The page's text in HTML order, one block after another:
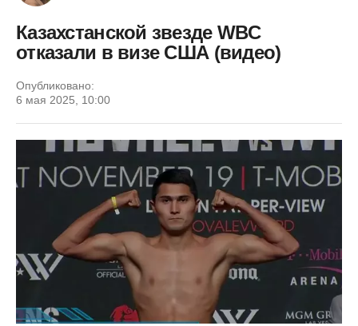
Казахстанской звезде WBC
отказали в визе США (видео)
Опубликовано:
6 мая 2025, 10:00